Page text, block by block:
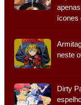
ícones
neste
Dirty